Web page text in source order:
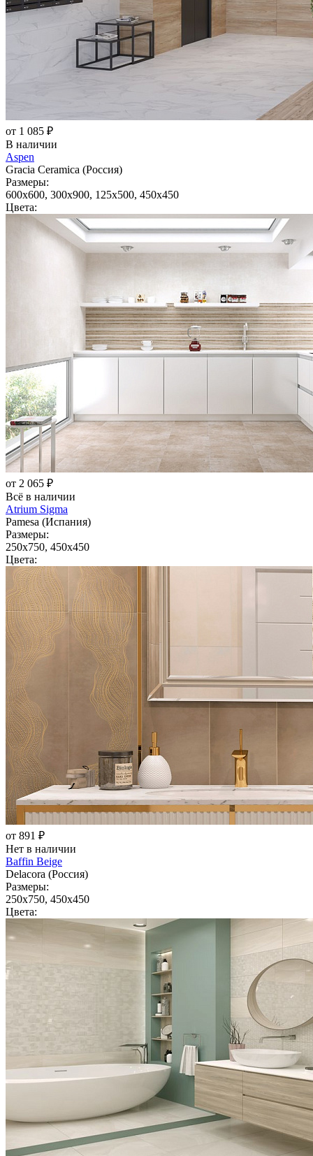
от 1 085 ₽
В наличии
Aspen
Gracia Ceramica (Россия)
Размеры:
600x600, 300x900, 125x500, 450x450
Цвета:
от 2 065 ₽
Всё в наличии
Atrium Sigma
Pamesa (Испания)
Размеры:
250x750, 450x450
Цвета:
от 891 ₽
Нет в наличии
Baffin Beige
Delacora (Россия)
Размеры:
250x750, 450x450
Цвета: